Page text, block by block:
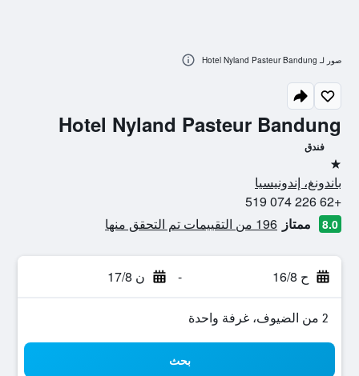
Hotel Nyland Pasteur Bandung
فندق
نجمة واحدة
باندونغ، إندونيسيا
+62 226 074 519
8.0 ممتاز 196 من التقييمات تم التحقق منها
ح 16/8 - ن 17/8
2 من الضيوف، غرفة واحدة
بحث
صور لـ Hotel Nyland Pasteur Bandung